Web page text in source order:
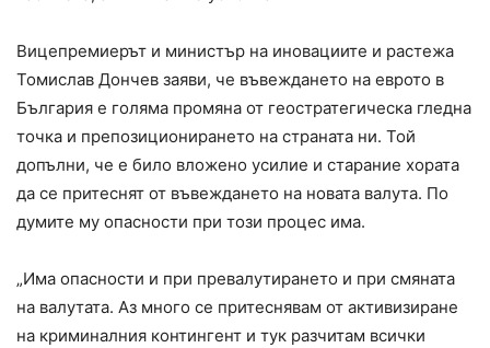
Вицепремиерът и министър на иновациите и растежа
Томислав Дончев заяви, че въвеждането на еврото в
България е голяма промяна от геостратегическа гледна
точка и препозиционирането на страната ни. Той
допълни, че е било вложено усилие и старание хората
да се притеснят от въвеждането на новата валута. По
думите му опасности при този процес има.
„Има опасности и при превалутирането и при смяната
на валутата. Аз много се притеснявам от активизиране
на криминалния контингент и тук разчитам всички